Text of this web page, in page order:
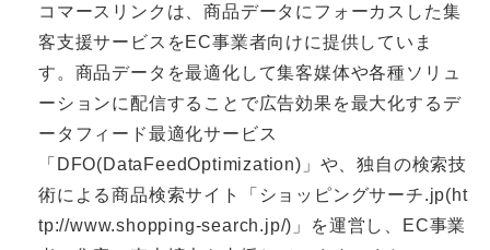
コマースリンクは、商品データにフォーカスした集
客支援サービスをEC事業者向けに提供していま
す。商品データを最適化して集客媒体や各種ソリュ
ーションに配信することで広告効果を最大化するデ
ータフィード最適化サービス
「DFO(DataFeedOptimization)」や、独自の検索技
術による商品検索サイト「ショッピングサーチ.jp(ht
tp://www.shopping-search.jp/)」を運営し、EC事業